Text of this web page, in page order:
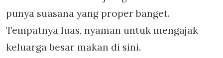
punya suasana yang proper banget.
Tempatnya luas, nyaman untuk mengajak
keluarga besar makan di sini.